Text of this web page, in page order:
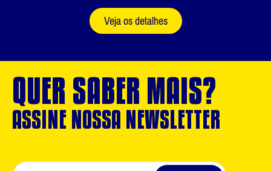
Veja os detalhes
QUER SABER MAIS?
ASSINE NOSSA NEWSLETTER